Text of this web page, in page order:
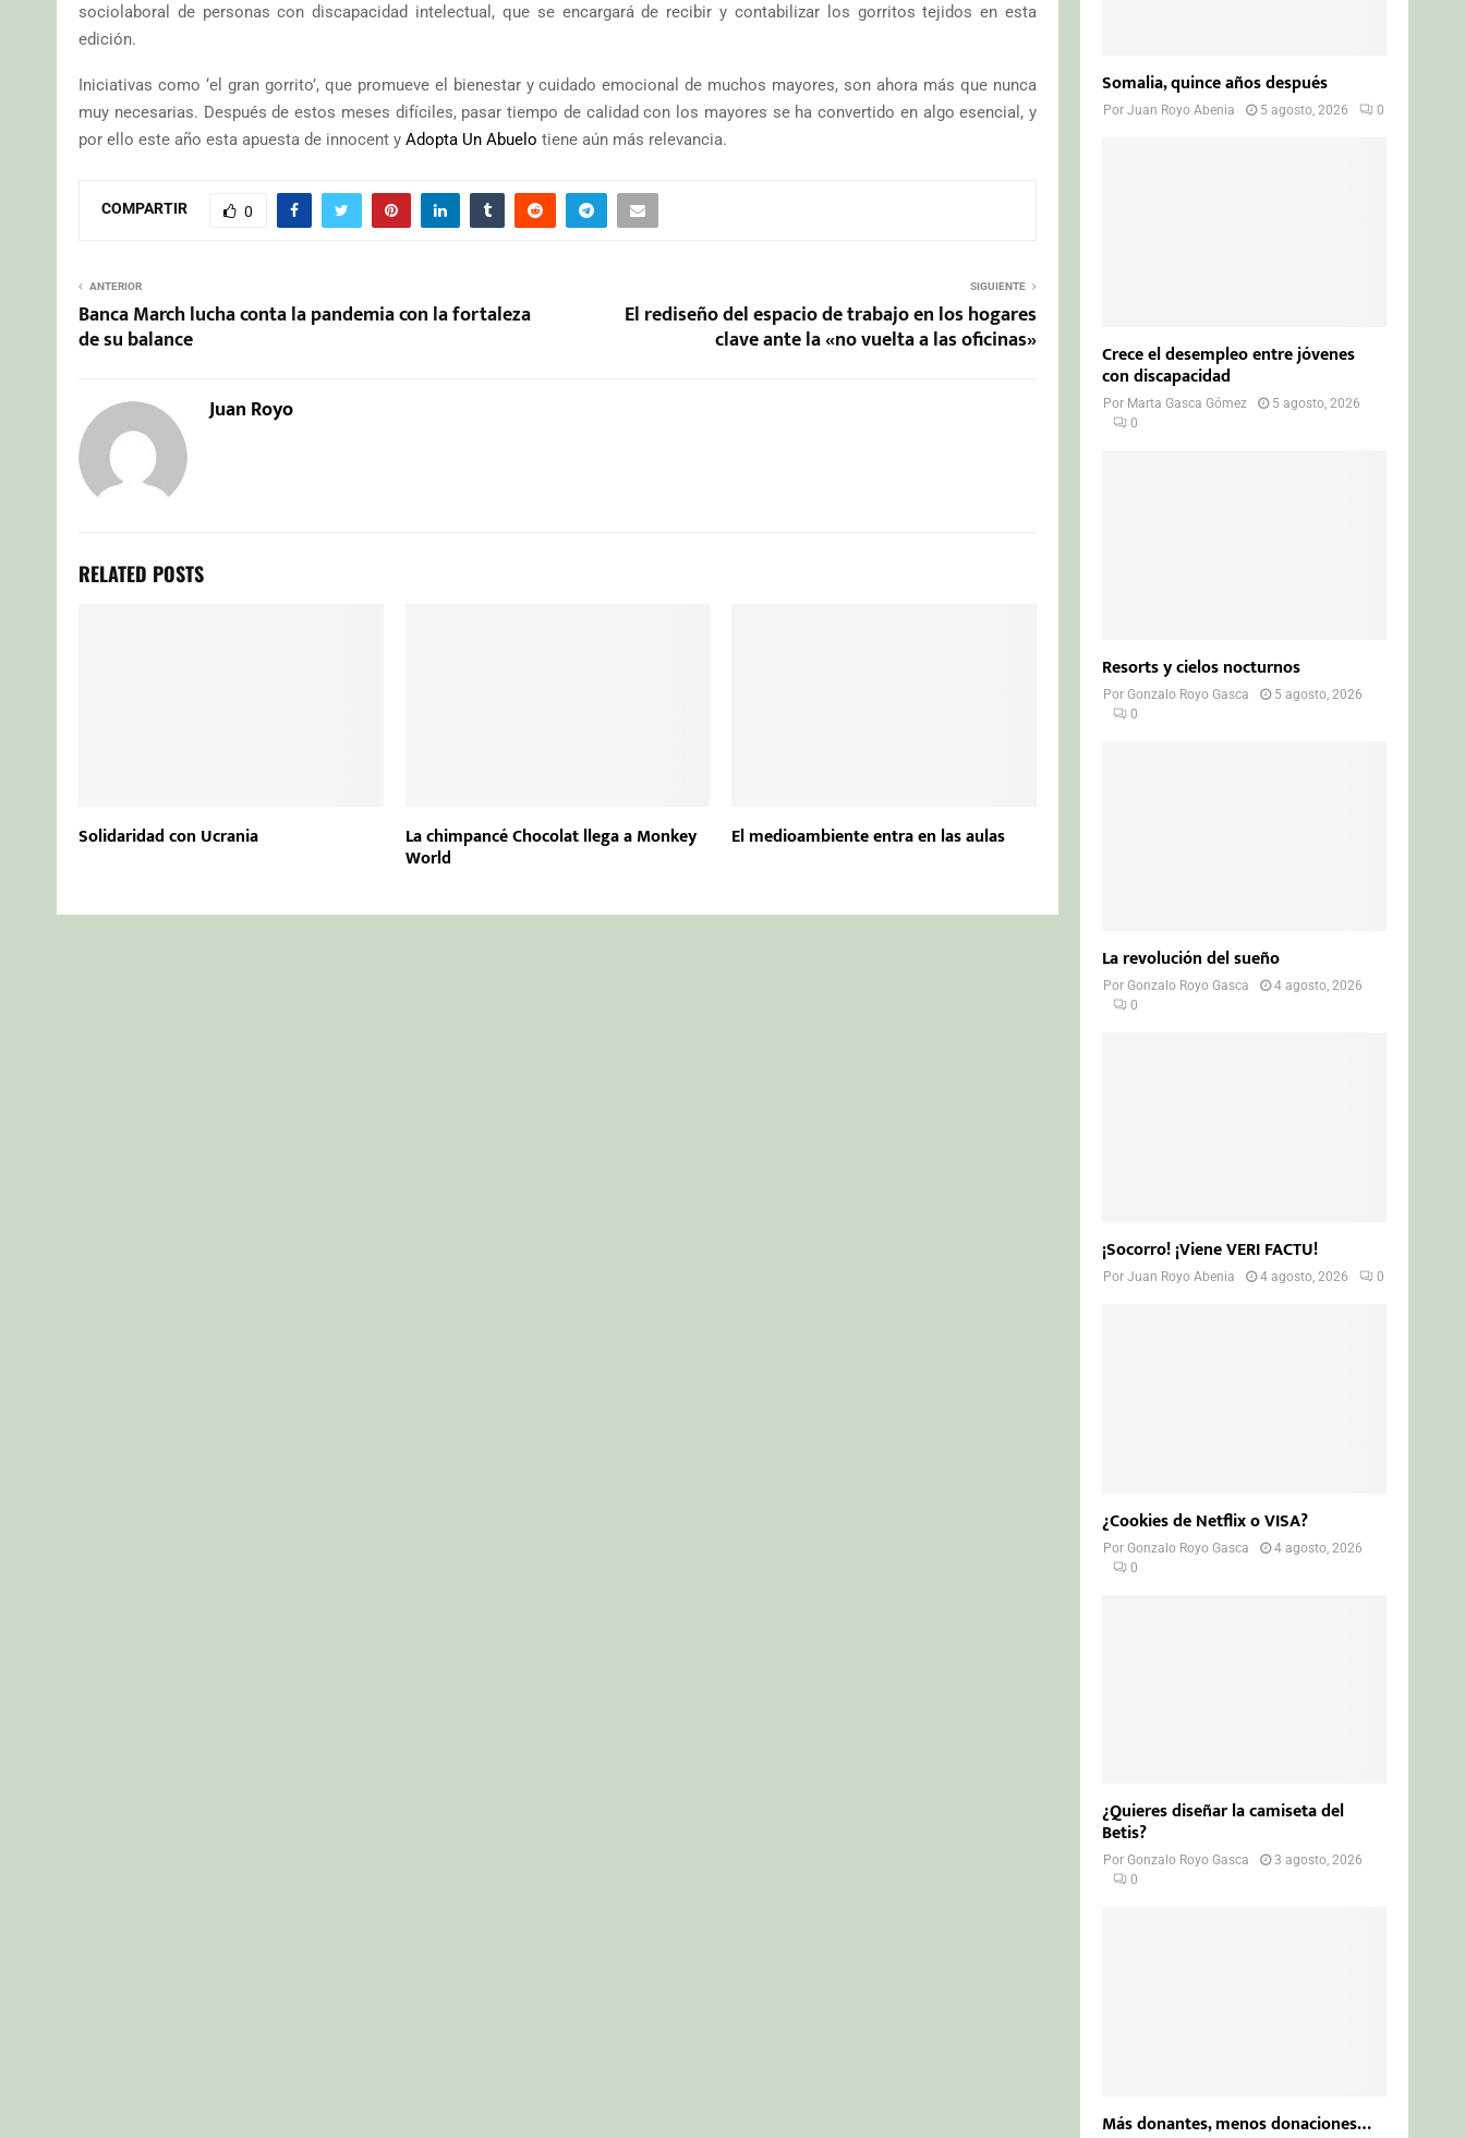
sociolaboral de personas con discapacidad intelectual, que se encargará de recibir y contabilizar los gorritos tejidos en esta
edición.
Iniciativas como ‘el gran gorrito’, que promueve el bienestar y cuidado emocional de muchos mayores, son ahora más que nunca
muy necesarias. Después de estos meses difíciles, pasar tiempo de calidad con los mayores se ha convertido en algo esencial, y
por ello este año esta apuesta de innocent y Adopta Un Abuelo tiene aún más relevancia.
COMPARTIR 0
ANTERIOR
Banca March lucha conta la pandemia con la fortaleza
de su balance
SIGUIENTE
El rediseño del espacio de trabajo en los hogares
clave ante la «no vuelta a las oficinas»
Juan Royo
RELATED POSTS
Solidaridad con Ucrania La chimpancé Chocolat llega a Monkey
World
El medioambiente entra en las aulas
Somalia, quince años después
PorJuan Royo Abenia 5 agosto, 2026 0
Crece el desempleo entre jóvenes
con discapacidad
Por Marta Gasca Gómez
5 agosto, 2026
0
Resorts y cielos nocturnos
PorGonzalo Royo Gasca
5 agosto, 2026
0
La revolución del sueño
PorGonzalo Royo Gasca
4 agosto, 2026
0
¡Socorro! ¡Viene VERI FACTU!
PorJuan Royo Abenia 4 agosto, 2026 0
¿Cookies de Netflix o VISA?
PorGonzalo Royo Gasca
4 agosto, 2026
0
¿Quieres diseñar la camiseta del
Betis?
PorGonzalo Royo Gasca
3 agosto, 2026
0
Más donantes, menos donaciones…